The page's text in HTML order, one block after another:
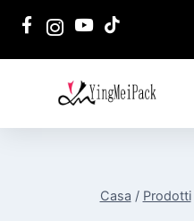
Casa / Prodotti